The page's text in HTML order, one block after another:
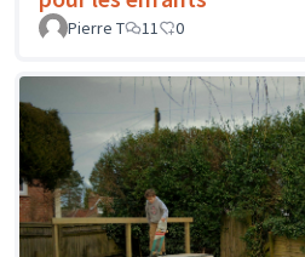
Pierre T
11 0